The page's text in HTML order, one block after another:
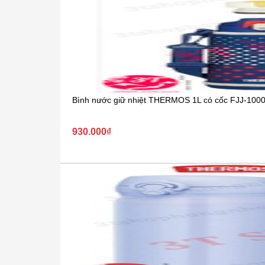
Bình nước giữ nhiệt THERMOS 1L có cốc FJJ-
930.000₫